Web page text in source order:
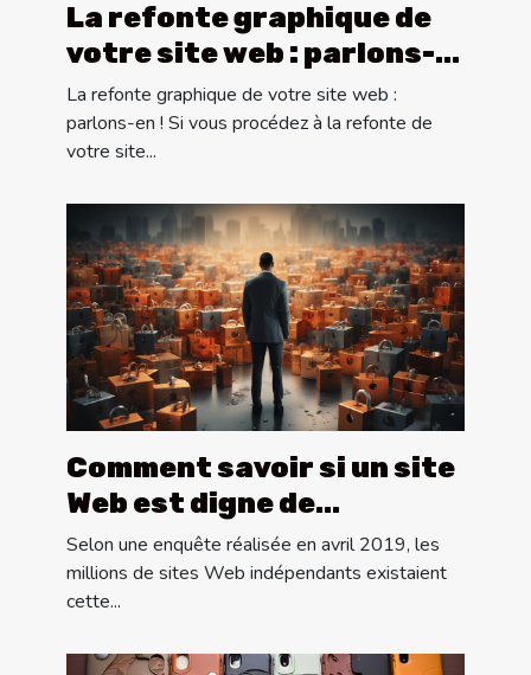
La refonte graphique de
votre site web : parlons-
en !
La refonte graphique de votre site web :
parlons-en ! Si vous procédez à la refonte de
votre site...
Comment savoir si un site
Web est digne de
confiance ?
Selon une enquête réalisée en avril 2019, les
millions de sites Web indépendants existaient
cette...